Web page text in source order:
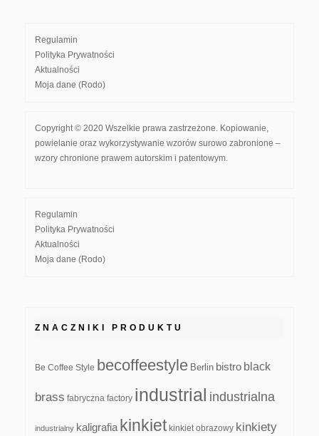
Regulamin
Polityka Prywatności
Aktualności
Moja dane (Rodo)
Copyright © 2020 Wszelkie prawa zastrzeżone. Kopiowanie,
powielanie oraz wykorzystywanie wzorów surowo zabronione –
wzory chronione prawem autorskim i patentowym.
Regulamin
Polityka Prywatności
Aktualności
Moja dane (Rodo)
ZNACZNIKI PRODUKTU
Be Coffee Style becoffeestyle Berlin bistro black
brass fabryczna factory industrial industrialna
industrialny kaligrafia kinkiet kinkiet obrazowy kinkiety